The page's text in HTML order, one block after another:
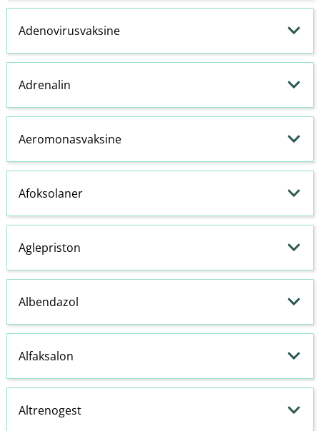
Adenovirusvaksine
Adrenalin
Aeromonasvaksine
Afoksolaner
Aglepriston
Albendazol
Alfaksalon
Altrenogest